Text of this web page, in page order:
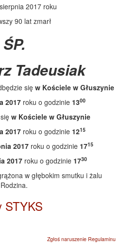
2017 roku
90 lat zmarł
ŚP.
Tadeusiak
się w Kościele w Głuszynie
2017 roku o godzinie1300
w Kościele w Głuszynie
2017 roku o godzinie1215
2017 roku o godzinie1715
2017 roku o godzinie 1730
w głębokim smutku i żalu
Rodzina.
STYKS
Zgłoś naruszenie Regulaminu